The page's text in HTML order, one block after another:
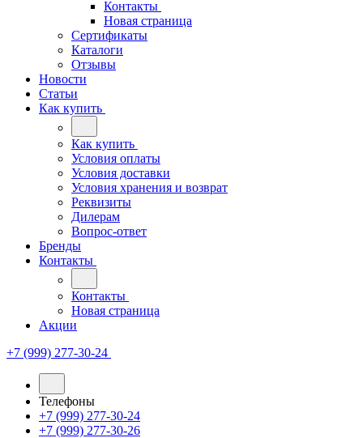
Контакты
Новая страница
Сертификаты
Каталоги
Отзывы
Новости
Статьи
Как купить
Как купить
Условия оплаты
Условия доставки
Условия хранения и возврат
Реквизиты
Дилерам
Вопрос-ответ
Бренды
Контакты
Контакты
Новая страница
Акции
+7 (999) 277-30-24
Телефоны
+7 (999) 277-30-24
+7 (999) 277-30-26